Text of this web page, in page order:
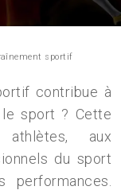
sportif
contribue à
le sport ? Cette
athlètes, aux
du sport